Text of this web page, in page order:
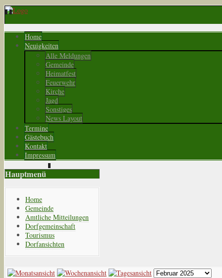
Home
Neuigkeiten
Alle Meldungen
Gemeinde
Heimatfest
Feuerwehr
Kirche
Jagd
Sonstiges
News Layout
Termine
Gästebuch
Kontakt
Impressum
Hauptmenü
Home
Gemeinde
Amtliche Mitteilungen
Dorfgemeinschaft
Tourismus
Dorfansichten